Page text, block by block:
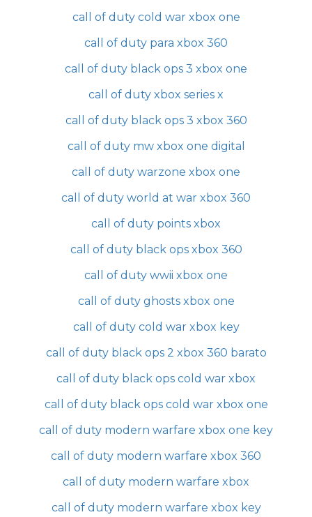
call of duty cold war xbox one
call of duty para xbox 360
call of duty black ops 3 xbox one
call of duty xbox series x
call of duty black ops 3 xbox 360
call of duty mw xbox one digital
call of duty warzone xbox one
call of duty world at war xbox 360
call of duty points xbox
call of duty black ops xbox 360
call of duty wwii xbox one
call of duty ghosts xbox one
call of duty cold war xbox key
call of duty black ops 2 xbox 360 barato
call of duty black ops cold war xbox
call of duty black ops cold war xbox one
call of duty modern warfare xbox one key
call of duty modern warfare xbox 360
call of duty modern warfare xbox
call of duty modern warfare xbox key